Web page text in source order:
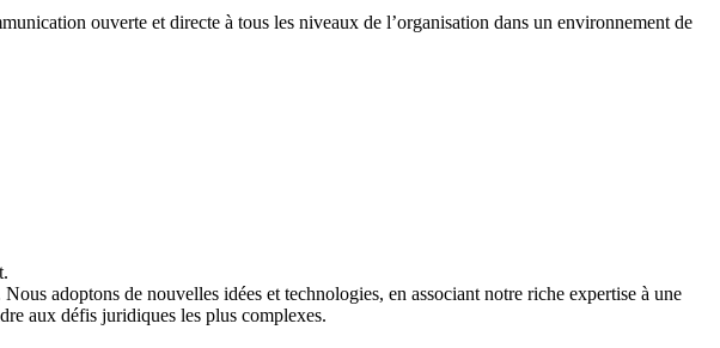
ouverte et directe à tous les niveaux de l’organisation dans un environnement de
adoptons de nouvelles idées et technologies, en associant notre riche expertise à une
aux défis juridiques les plus complexes.